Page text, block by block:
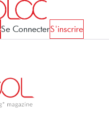
Se ConnecterS'inscrire